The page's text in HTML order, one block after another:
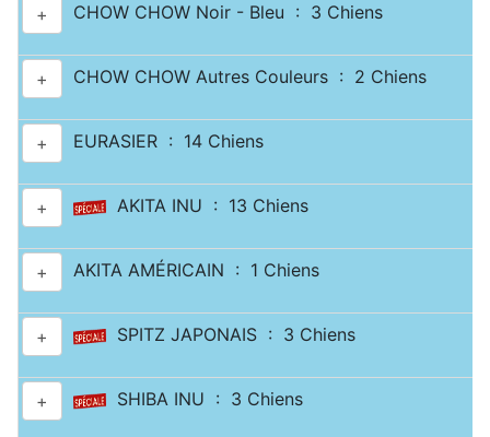
+ CHOW CHOW Noir - Bleu : 3 Chiens
+ CHOW CHOW Autres Couleurs : 2 Chiens
+ EURASIER : 14 Chiens
+ AKITA INU : 13 Chiens
+ AKITA AMÉRICAIN : 1 Chiens
+ SPITZ JAPONAIS : 3 Chiens
+ SHIBA INU : 3 Chiens